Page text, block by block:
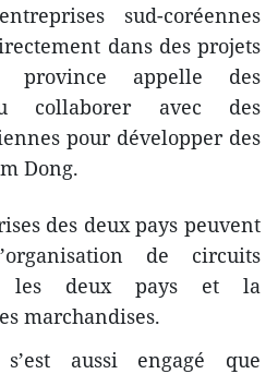
sud-coréennes
dans des projets
province appelle des
collaborer avec des
pour développer des
Dong.
des deux pays peuvent
de circuits
les deux pays et la
marchandises.
aussi engagé que